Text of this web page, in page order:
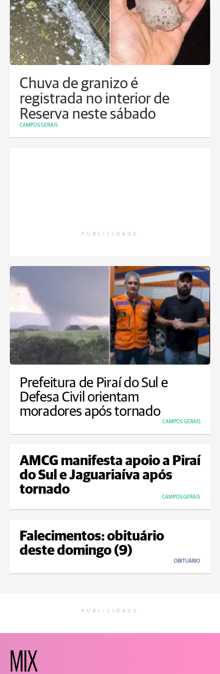
Chuva de granizo é
registrada no interior de
Reserva neste sábado
CAMPOS GERAIS
PUBLICIDADE
Prefeitura de Piraí do Sul e
Defesa Civil orientam
moradores após tornado
CAMPOS GERAIS
AMCG manifesta apoio a Piraí
do Sul e Jaguariaíva após
tornado
CAMPOS GERAIS
Falecimentos: obituário
deste domingo (9)
OBITUÁRIO
PUBLICIDADE
MIX